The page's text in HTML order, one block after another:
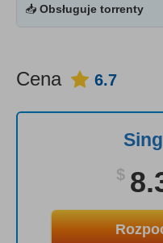
📥 Obsługuje torrenty
Cena 6.7
$